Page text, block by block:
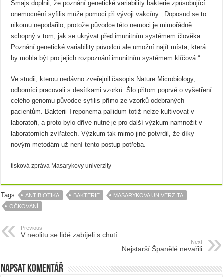
Šmajs doplnil, že poznání genetické variability bakterie způsobující
onemocnění syfilis může pomoci při vývoji vakcíny. „Doposud se to
nikomu nepodařilo, protože původce této nemoci je mimořádně
schopný v tom, jak se ukrývat před imunitním systémem člověka.
Poznání genetické variability původců ale umožní najít místa, která
by mohla být pro jejich rozpoznání imunitním systémem klíčová.“
Ve studii, kterou nedávno zveřejnil časopis Nature Microbiology,
odborníci pracovali s desítkami vzorků. Šlo přitom poprvé o vyšetření
celého genomu původce syfilis přímo ze vzorků odebraných
pacientům. Bakterii Treponema pallidum totiž nelze kultivovat v
laboratoři, a proto bylo dříve nutné je pro další výzkum namnožit v
laboratorních zvířatech. Výzkum tak mimo jiné potvrdil, že díky
novým metodám už není tento postup potřeba.
tisková zpráva Masarykovy univerzity
Tags ANTIBIOTIKA BAKTERIE
MASARYKOVA UNIVERZITA
OČKOVÁNÍ
Previous
V neolitu se lidé zabíjeli s chutí
Next
Nejstarší Španělé nevařili
Napsat komentář